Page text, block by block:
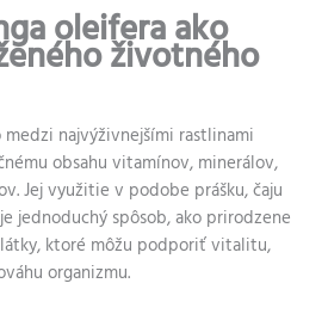
oleifera ako
životného
najvýživnejšími rastlinami
obsahu vitamínov, minerálov,
Jej využitie v podobe prášku, čaju
jednoduchý spôsob, ako prirodzene
ktoré môžu podporiť vitalitu,
organizmu.